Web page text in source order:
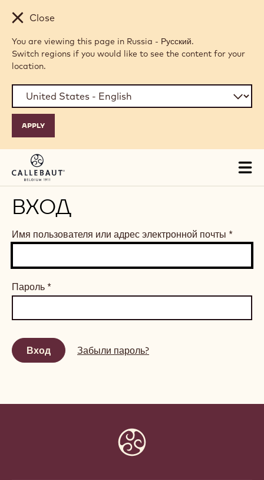
Skip to main content
Close
You are viewing this page in Russia - Русский.
Switch regions if you would like to see the content for your
location.
ВХОД
Имя пользователя или адрес электронной почты *
Пароль *
Забыли пароль?